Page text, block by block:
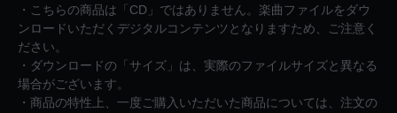
・こちらの商品は「CD」ではありません。楽曲ファイルをダウ
ンロードいただくデジタルコンテンツとなりますため、ご注意く
ださい。
・ダウンロードの「サイズ」は、実際のファイルサイズと異なる
場合がございます。
・商品の特性上、一度ご購入いただいた商品については、注文の